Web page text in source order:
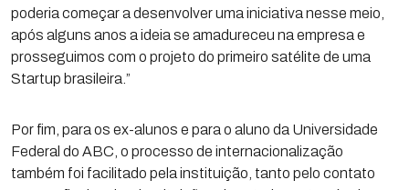
poderia começar a desenvolver uma iniciativa nesse meio,
após alguns anos a ideia se amadureceu na empresa e
prosseguimos com o projeto do primeiro satélite de uma
Startup brasileira.”
Por fim, para os ex-alunos e para o aluno da Universidade
Federal do ABC, o processo de internacionalização
também foi facilitado pela instituição, tanto pelo contato